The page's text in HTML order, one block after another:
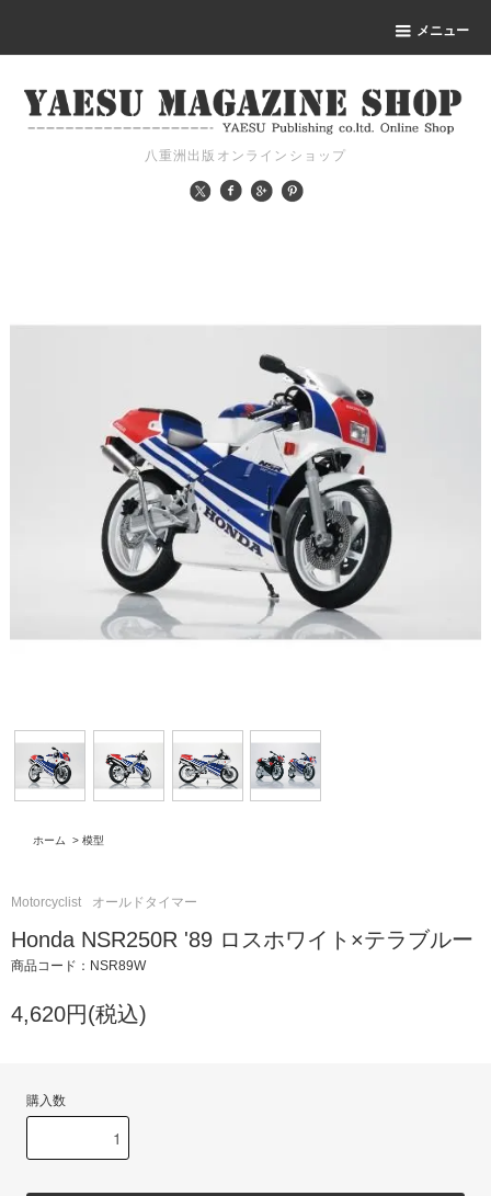
メニュー
八重洲出版オンラインショップ
ホーム > 模型
Motorcyclist オールドタイマー
Honda NSR250R '89 ロスホワイト×テラブルー
商品コード：NSR89W
4,620円(税込)
購入数